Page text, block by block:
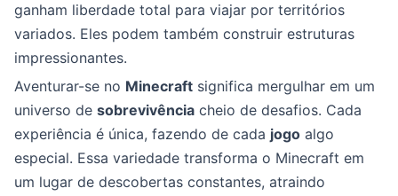
ganham liberdade total para viajar por territórios
variados. Eles podem também construir estruturas
impressionantes.
Aventurar-se no Minecraft significa mergulhar em um
universo de sobrevivência cheio de desafios. Cada
experiência é única, fazendo de cada jogo algo
especial. Essa variedade transforma o Minecraft em
um lugar de descobertas constantes, atraindo